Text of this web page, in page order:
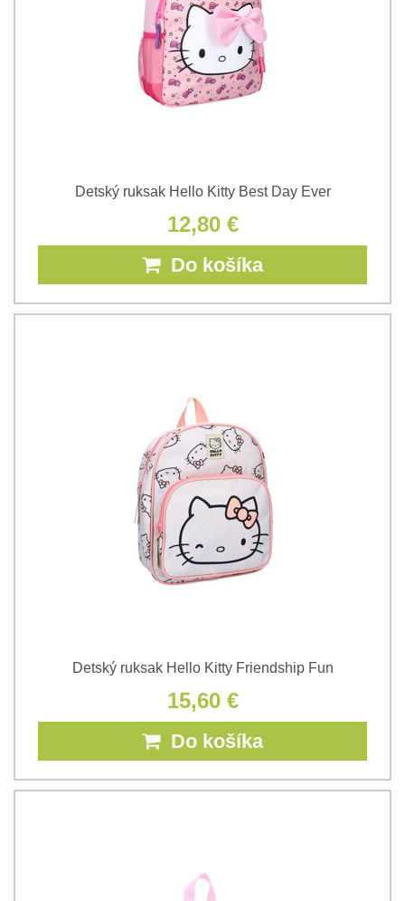
Detský ruksak Hello Kitty Best Day Ever
12,80 €
Do košíka
Detský ruksak Hello Kitty Friendship Fun
15,60 €
Do košíka